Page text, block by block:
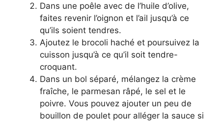
Dans une poêle avec de l’huile d’olive,
faites revenir l’oignon et l’ail jusqu’à ce
qu’ils soient tendres.
Ajoutez le brocoli haché et poursuivez la
cuisson jusqu’à ce qu’il soit tendre-
croquant.
Dans un bol séparé, mélangez la crème
fraîche, le parmesan râpé, le sel et le
poivre. Vous pouvez ajouter un peu de
bouillon de poulet pour alléger la sauce si